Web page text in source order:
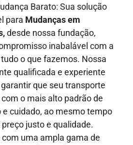
Barato: Sua solução
para Mudanças em
desde nossa fundação,
inabalável com a
o que fazemos. Nossa
qualificada e experiente
que seu transporte
o mais alto padrão de
cuidado, ao mesmo tempo
justo e qualidade.
uma ampla gama de